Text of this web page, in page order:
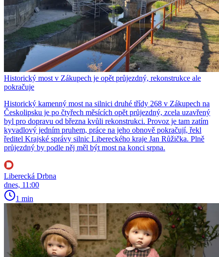
Historický most v Zákupech je opět průjezdný, rekonstrukce ale
pokračuje
Historický kamenný most na silnici druhé třídy 268 v Zákupech na
Českolipsku je po čtyřech měsících opět průjezdný, zcela uzavřený
byl pro dopravu od března kvůli rekonstrukci. Provoz je tam zatím
kyvadlový jedním pruhem, práce na jeho obnově pokračují, řekl
ředitel Krajské správy silnic Libereckého kraje Jan Růžička. Plně
průjezdný by podle něj měl být most na konci srpna.
Liberecká Drbna
dnes, 11:00
1 min